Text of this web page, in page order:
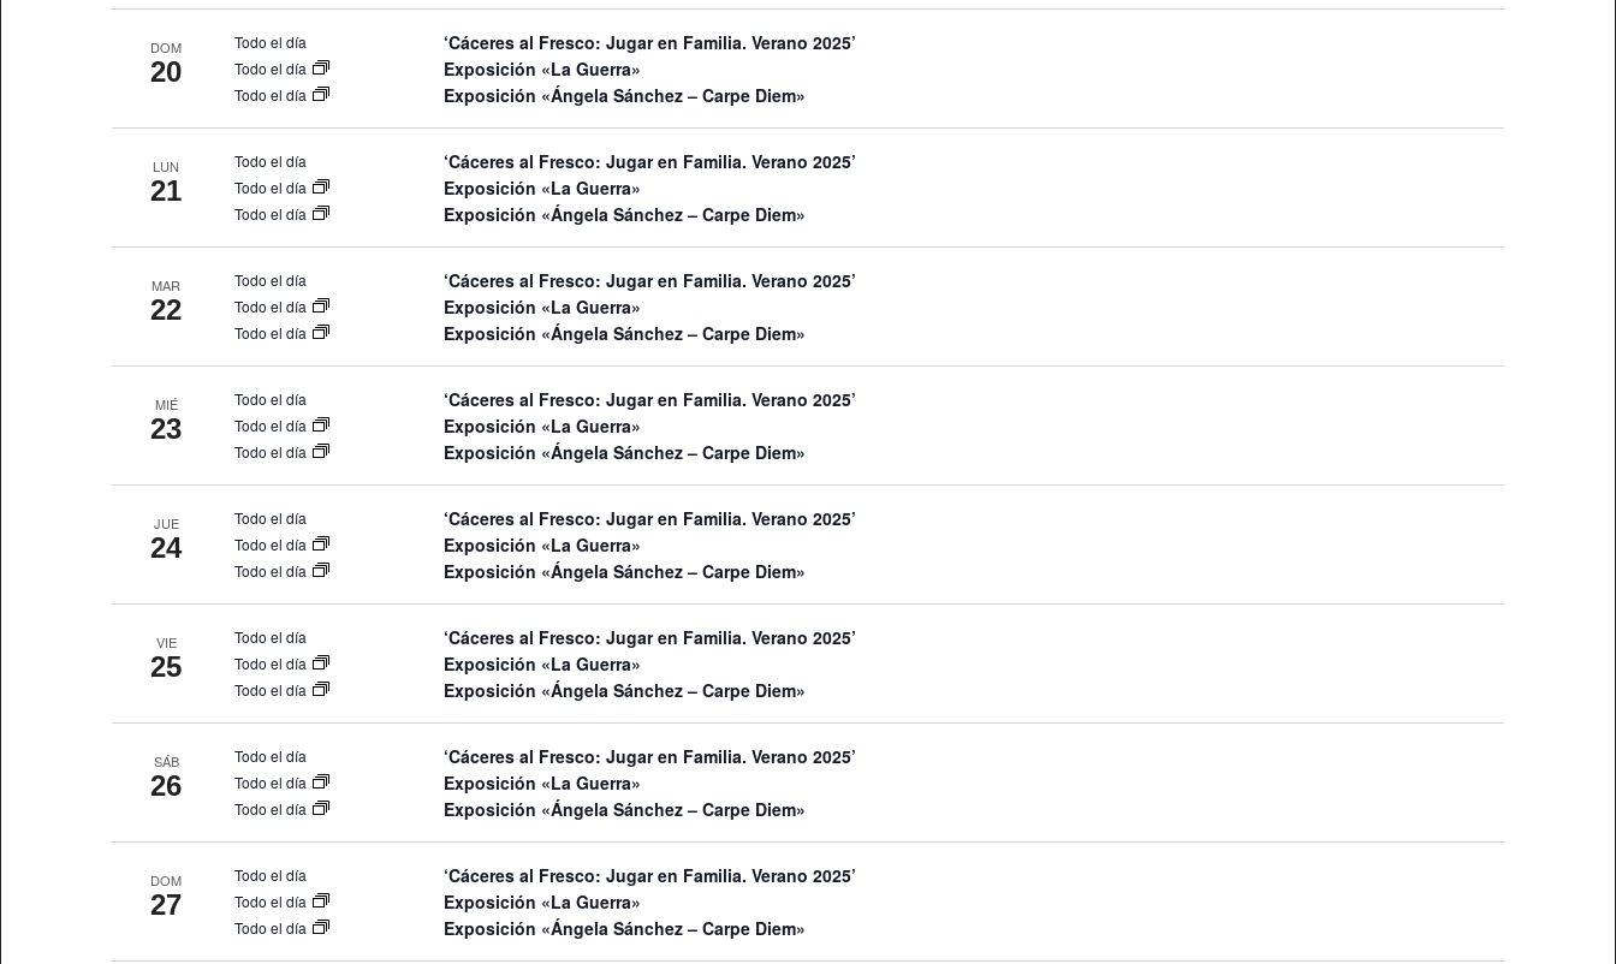
DOM
20
Todo el día ‘Cáceres al Fresco: Jugar en Familia. Verano 2025’
Todo el día Exposición «La Guerra»
Todo el día Exposición «Ángela Sánchez – Carpe Diem»
LUN
21
Todo el día ‘Cáceres al Fresco: Jugar en Familia. Verano 2025’
Todo el día Exposición «La Guerra»
Todo el día Exposición «Ángela Sánchez – Carpe Diem»
MAR
22
Todo el día ‘Cáceres al Fresco: Jugar en Familia. Verano 2025’
Todo el día Exposición «La Guerra»
Todo el día Exposición «Ángela Sánchez – Carpe Diem»
MIÉ
23
Todo el día ‘Cáceres al Fresco: Jugar en Familia. Verano 2025’
Todo el día Exposición «La Guerra»
Todo el día Exposición «Ángela Sánchez – Carpe Diem»
JUE
24
Todo el día ‘Cáceres al Fresco: Jugar en Familia. Verano 2025’
Todo el día Exposición «La Guerra»
Todo el día Exposición «Ángela Sánchez – Carpe Diem»
VIE
25
Todo el día ‘Cáceres al Fresco: Jugar en Familia. Verano 2025’
Todo el día Exposición «La Guerra»
Todo el día Exposición «Ángela Sánchez – Carpe Diem»
SÁB
26
Todo el día ‘Cáceres al Fresco: Jugar en Familia. Verano 2025’
Todo el día Exposición «La Guerra»
Todo el día Exposición «Ángela Sánchez – Carpe Diem»
DOM
27
Todo el día ‘Cáceres al Fresco: Jugar en Familia. Verano 2025’
Todo el día Exposición «La Guerra»
Todo el día Exposición «Ángela Sánchez – Carpe Diem»